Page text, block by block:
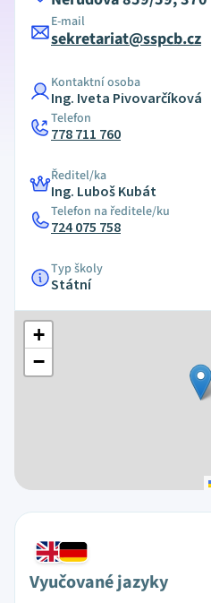
E-mail
sekretariat@sspcb.cz
Kontaktní osoba
Ing. Iveta Pivovarčíková
Telefon
778 711 760
Ředitel/ka
Ing. Luboš Kubát
Telefon na ředitele/ku
724 075 758
Typ školy
Státní
+
−
Vyučované jazyky